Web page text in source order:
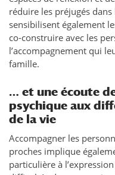
réduire les préjugés
sensibilisent également
co-construire avec les
l’accompagnement qui
famille.
… et une écoute
psychique aux
de la vie
Accompagner les
proches implique
particulière à